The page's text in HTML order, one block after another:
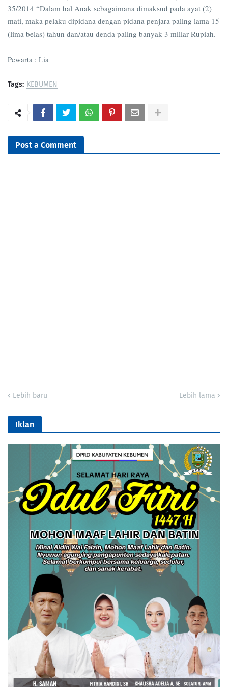
35/2014 “Dalam hal Anak sebagaimana dimaksud pada ayat (2)
mati, maka pelaku dipidana dengan pidana penjara paling lama 15
(lima belas) tahun dan/atau denda paling banyak 3 miliar Rupiah.
Pewarta : Lia
Tags: KEBUMEN
Post a Comment
Lebih baru Lebih lama
Iklan